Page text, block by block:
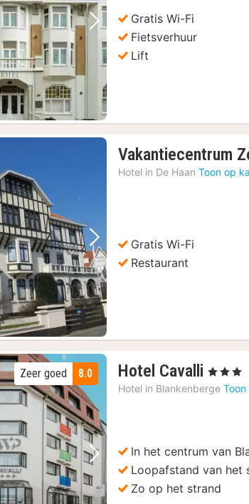
Volgende foto
Gratis Wi-Fi
Fietsverhuur
Lift
Volgende foto
Vakantiecentrum
Hotel in De Haan Toon op
Gratis Wi-Fi
Restaurant
Volgende foto
8.0
Zeer goed Hotel Cavalli 1
nacht
, 3 Sterren
Hotel in Blankenberge
In het centrum van
Loopafstand van het
Zo op het strand
(18)